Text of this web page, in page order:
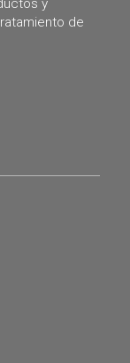
y
de